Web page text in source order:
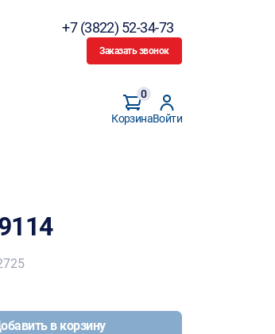
+7 (3822) 52-34-73
Заказать звонок
Корзина
0
Войти
в корзину